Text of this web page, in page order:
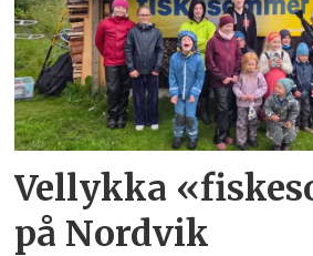
Vellykka
på Nordvik